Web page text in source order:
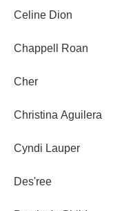
Celine Dion
Chappell Roan
Cher
Christina Aguilera
Cyndi Lauper
Des'ree